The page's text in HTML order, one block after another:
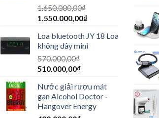
1.650.000,00₫
1.550.000,00₫
Loa bluetooth JY 18 Loa
không dây mini
570.000,00₫
510.000,00₫
Nước giải rượu mát
gan Alcohol Doctor -
Hangover Energy